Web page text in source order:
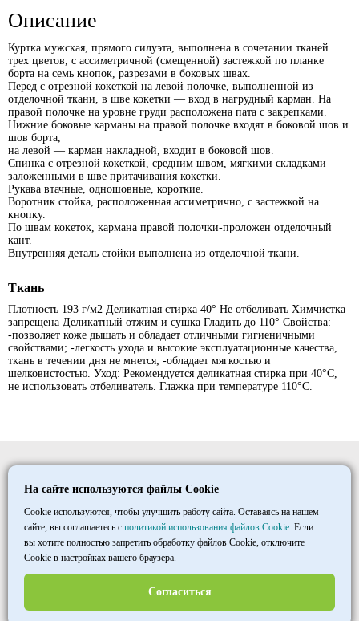
Описание
Куртка мужская, прямого силуэта, выполнена в сочетании тканей
трех цветов, с ассиметричной (смещенной) застежкой по планке
борта на семь кнопок, разрезами в боковых швах.
Перед с отрезной кокеткой на левой полочке, выполненной из
отделочной ткани, в шве кокетки — вход в нагрудный карман. На
правой полочке на уровне груди расположена пата с закрепками.
Нижние боковые карманы на правой полочке входят в боковой шов и
шов борта,
на левой — карман накладной, входит в боковой шов.
Спинка с отрезной кокеткой, средним швом, мягкими складками
заложенными в шве притачивания кокетки.
Рукава втачные, одношовные, короткие.
Воротник стойка, расположенная ассиметрично, с застежкой на
кнопку.
По швам кокеток, кармана правой полочки-проложен отделочный
кант.
Внутренняя деталь стойки выполнена из отделочной ткани.
Ткань
Плотность 193 г/м2 Деликатная стирка 40° Не отбеливать Химчистка
запрещена Деликатный отжим и сушка Гладить до 110° Свойства:
-позволяет коже дышать и обладает отличными гигиеничными
свойствами; -легкость ухода и высокие эксплуатационные качества,
ткань в течении дня не мнется; -обладает мягкостью и
шелковистостью. Уход: Рекомендуется деликатная стирка при 40°С,
не использовать отбеливатель. Глажка при температуре 110°С.
©1997- 2026
ООО «ТД «МАКСИМУМ»
+7 8452 33 86 03
пн–пт 7:00-15:30 МСК
opt@halatmed.ru
Пользовательское соглашение
На сайте используются файлы Cookie
Cookie используются, чтобы улучшить работу сайта. Оставаясь на нашем
сайте, вы соглашаетесь с политикой использования файлов Cookie. Если
вы хотите полностью запретить обработку файлов Cookie, отключите
Cookie в настройках вашего браузера.
Согласиться